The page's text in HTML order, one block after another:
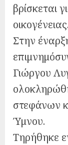
βρίσκεται
οικογένειας.
Στην
Γιώργου
στεφάνων
Ύμνου.
Τηρήθηκε